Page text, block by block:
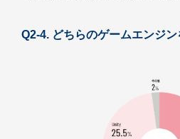
Q2-4. どちらのゲームエンジ